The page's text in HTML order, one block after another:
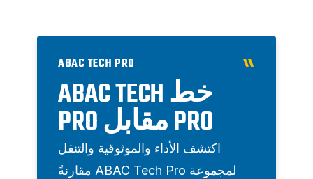
ABAC TECH PRO
خط ABAC TECH
PRO مقابل PRO
اكتشف الأداء والموثوقية والتنقل
لمجموعة ABAC Tech Pro مقارنةً